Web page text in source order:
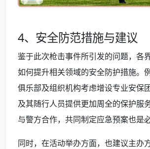
4、安全防范措施与建议
鉴于此次枪击事件所引发的问题，各
如何提升相关领域的安全防护措施。
俱乐部及组织机构考虑增设专业安保
及其随行人员提供更加周全的保护服
与警方合作，共同制定应急预案也是
同时，在活动举办方面，也建议主办